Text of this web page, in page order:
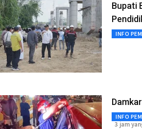
Bupati
INFO
INFO
3 jam